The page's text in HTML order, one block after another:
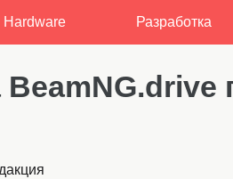
Hardware Разработка